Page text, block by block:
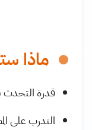
ماذا
قدرة التحدث
التدرب على